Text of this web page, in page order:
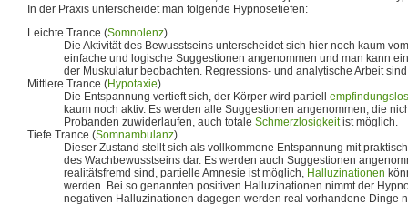
In der Praxis unterscheidet man folgende Hypnosetiefen:
Leichte Trance (Somnolenz)
Die Aktivität des Bewusstseins unterscheidet sich hier noch kaum
einfache und logische Suggestionen angenommen und man kann
der Muskulatur beobachten. Regressions- und analytische Arbeit
Mittlere Trance (Hypotaxie)
Die Entspannung vertieft sich, der Körper wird partiell empfindungslos
kaum noch aktiv. Es werden alle Suggestionen angenommen, die
Probanden zuwiderlaufen, auch totale Schmerzlosigkeitist möglich.
Tiefe Trance (Somnambulanz)
Dieser Zustand stellt sich als vollkommene Entspannung mit
des Wachbewusstseins dar. Es werden auch Suggestionen
realitätsfremd sind, partielle Amnesie ist möglich, Halluzinationen
werden. Bei so genannten positiven Halluzinationen nimmt der
negativen Halluzinationen dagegen werden real vorhandene Dinge